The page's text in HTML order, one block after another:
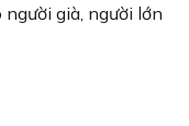
già, người lớn